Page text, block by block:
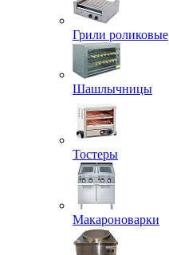
Грили роликовые
Шашлычницы
Тостеры
Макароноварки